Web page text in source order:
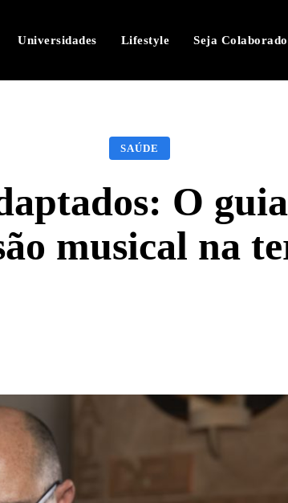
Universidades Lifestyle Seja
SAÚDE
O
musical na